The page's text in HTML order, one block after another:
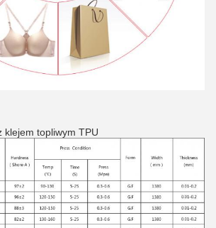
klejem topliwym TPU